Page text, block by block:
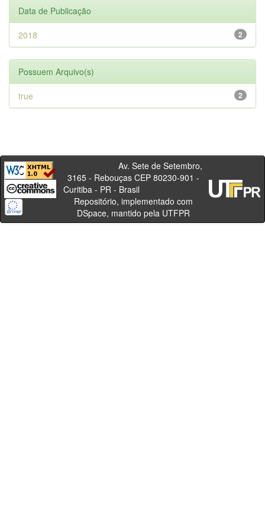
Data de Publicação
2
2018
Possuem Arquivo(s)
2
true
Av. Sete de Setembro,
3165 - Rebouças CEP 80230-901 -
Curitiba - PR - Brasil
Repositório, implementado com
DSpace, mantido pela UTFPR